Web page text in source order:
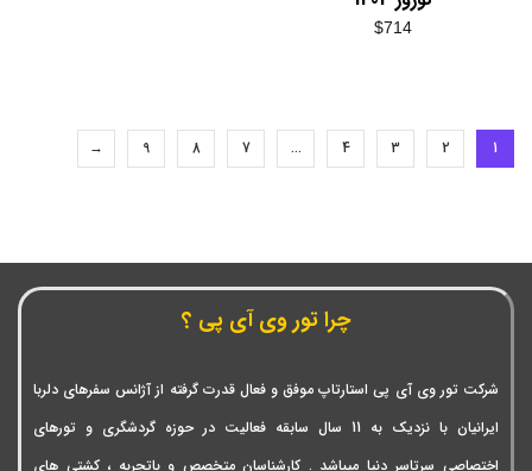
$714
1
2
3
4
…
7
8
9
→
چرا تور وی آی پی ؟
شرکت تور وی آی پی استارتاپ موفق و فعال قدرت گرفته از آژانس سفرهای دلربا
ایرانیان با نزدیک به 11 سال سابقه فعالیت در حوزه گردشگری و تورهای
اختصاصی سرتاسر دنیا میباشد . کارشناسان متخصص و باتجربه ، کشتی های